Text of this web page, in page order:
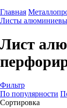
Главная
Листы
Лист
Фильтр
По популярности
Сортировка